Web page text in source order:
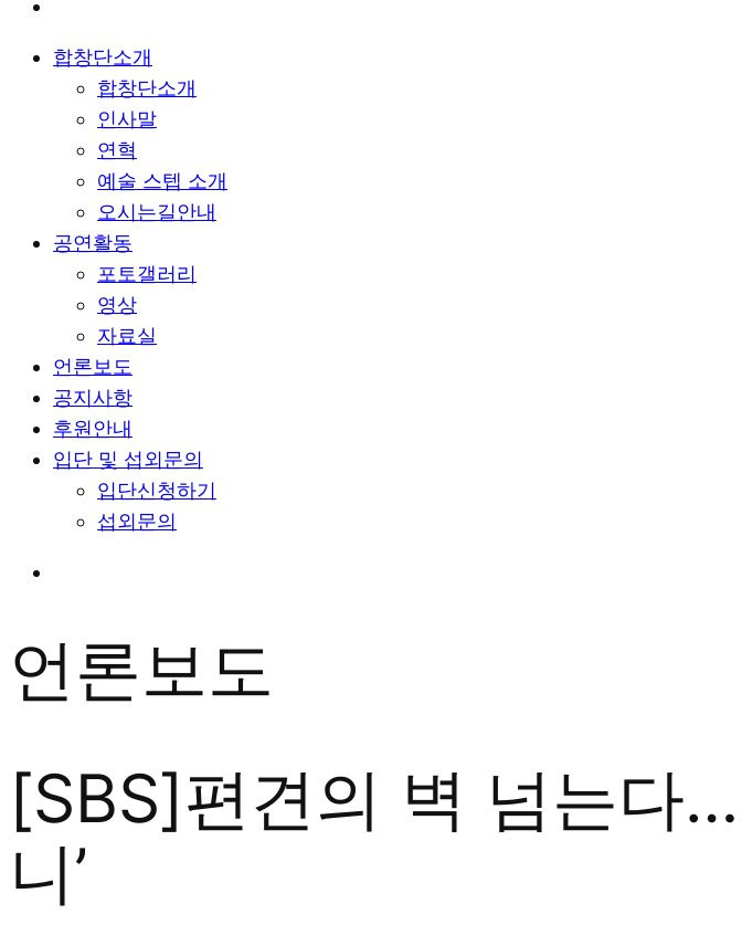
합창단소개
합창단소개
인사말
연혁
예술 스텝 소개
오시는길안내
공연활동
포토갤러리
영상
자료실
언론보도
공지사항
후원안내
입단 및 섭외문의
입단신청하기
섭외문의
언론보도
[SBS]편견의 벽 넘는다
니’